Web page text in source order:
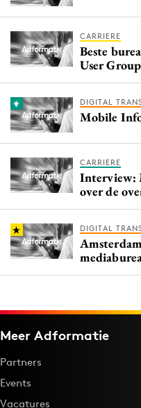
CARRIERE
Beste
User Group
DIGITAL
Mobile
CARRIERE
Interview:
over de
DIGITAL
Meer Adformatie
Partners
Events
Vacatures